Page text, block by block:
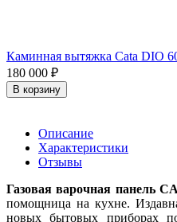
Каминная вытяжка Cata DIO
180 000 ₽
В корзину
Описание
Характеристики
Отзывы
Газовая варочная панель
помощница на кухне.
новых бытовых приборах